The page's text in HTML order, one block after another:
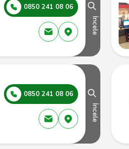
0850 241 08 06
İncele
0850 241 08 06
İncele